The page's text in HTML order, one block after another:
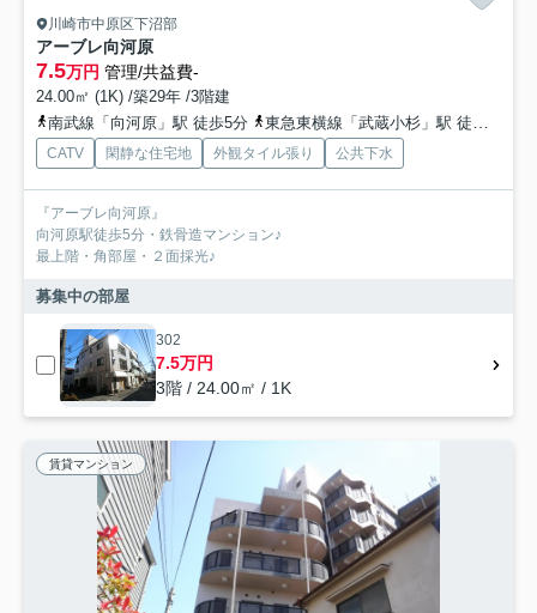
川崎市中原区下沼部
アーブレ向河原
7.5万円 管理/共益費-
24.00㎡ (1K) /築29年 /3階建
南武線「向河原」駅 徒歩5分
東急東横線「武蔵小杉」駅 徒歩15分
CATV 閑静な住宅地 外観タイル張り 公共下水
『アーブレ向河原』
向河原駅徒歩5分・鉄骨造マンション♪
最上階・角部屋・２面採光♪
募集中の部屋
302
7.5万円
3階 / 24.00㎡ / 1K
賃貸マンション